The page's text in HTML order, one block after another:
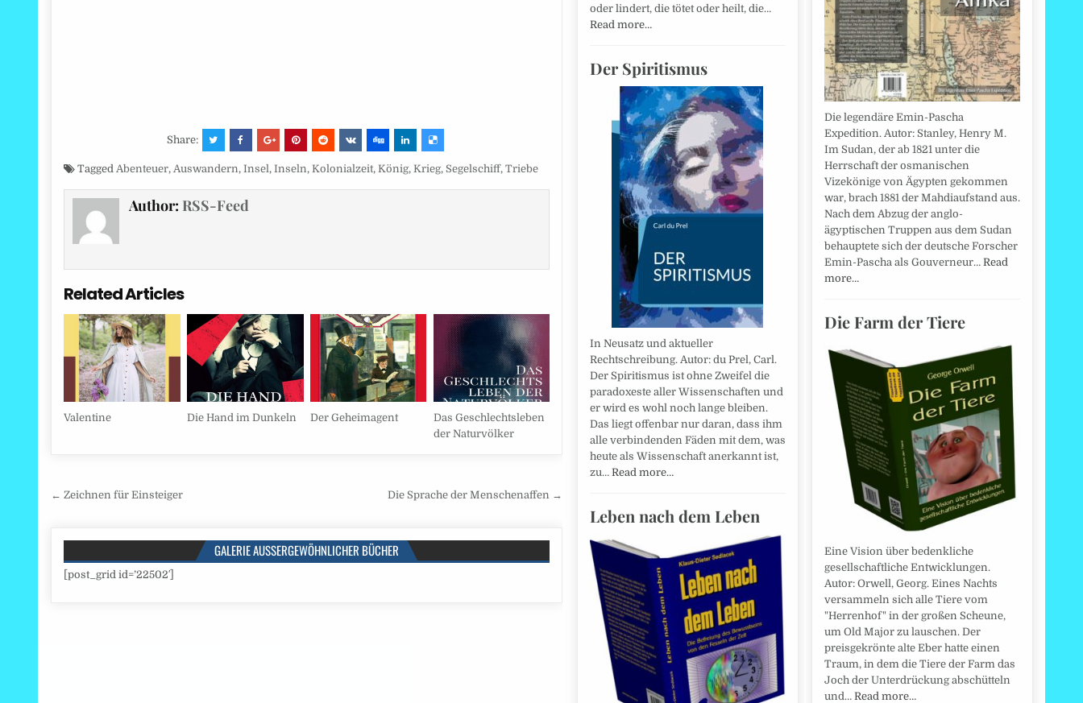
Share:
Tagged Abenteuer, Auswandern,Insel,Inseln,Kolonialzeit,König,Krieg, Segelschiff,Triebe
Author: RSS-Feed
Related Articles
Valentine Die Hand im Dunkeln Der Geheimagent
Das Geschlechtsleben
der Naturvölker
Beitragsnavigation
← Zeichnen für Einsteiger Die Sprache der Menschenaffen →
GALERIE AUSSERGEWÖHNLICHER BÜCHER
[post_grid id=’22502′]
oder lindert, die tötet oder heilt, die…
Read more…
Der Spiritismus
In Neusatz und aktueller
Rechtschreibung. Autor: du Prel, Carl.
Der Spiritismus ist ohne Zweifel die
paradoxeste aller Wissenschaften und
er wird es wohl noch lange bleiben.
Das liegt offenbar nur daran, dass ihm
alle verbindenden Fäden mit dem, was
heute als Wissenschaft anerkannt ist,
zu… Read more…
Leben nach dem Leben
Die legendäre Emin-Pascha
Expedition. Autor: Stanley, Henry M.
Im Sudan, der ab 1821 unter die
Herrschaft der osmanischen
Vizekönige von Ägypten gekommen
war, brach 1881 der Mahdiaufstand aus.
Nach dem Abzug der anglo-
ägyptischen Truppen aus dem Sudan
behauptete sich der deutsche Forscher
Emin-Pascha als Gouverneur… Read
more…
Die Farm der Tiere
Eine Vision über bedenkliche
gesellschaftliche Entwicklungen.
Autor: Orwell, Georg. Eines Nachts
versammeln sich alle Tiere vom
"Herrenhof" in der großen Scheune,
um Old Major zu lauschen. Der
preisgekrönte alte Eber hatte einen
Traum, in dem die Tiere der Farm das
Joch der Unterdrückung abschütteln
und… Read more…